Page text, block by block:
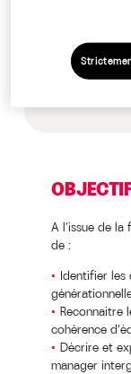
A l’issue de
de :
Identifier les
Reconnaitre
cohérence
Décrire et
manager